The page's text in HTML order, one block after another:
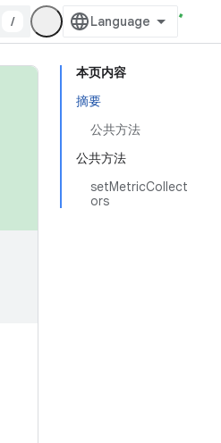
/
本页内容
摘要
公共方法
公共方法
setMetricCollect
ors